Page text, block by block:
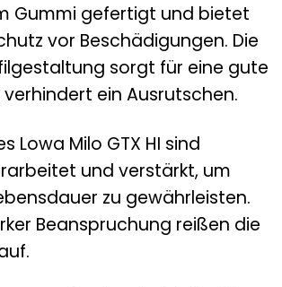
Gummi gefertigt und bietet
vor Beschädigungen. Die
sorgt für eine gute
ein Ausrutschen.
Lowa Milo GTX HI sind
und verstärkt, um
zu gewährleisten.
Beanspruchung reißen die